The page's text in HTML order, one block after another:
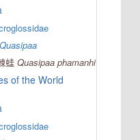
Quasipaa
蛙Quasipaa phamanhi
of the World